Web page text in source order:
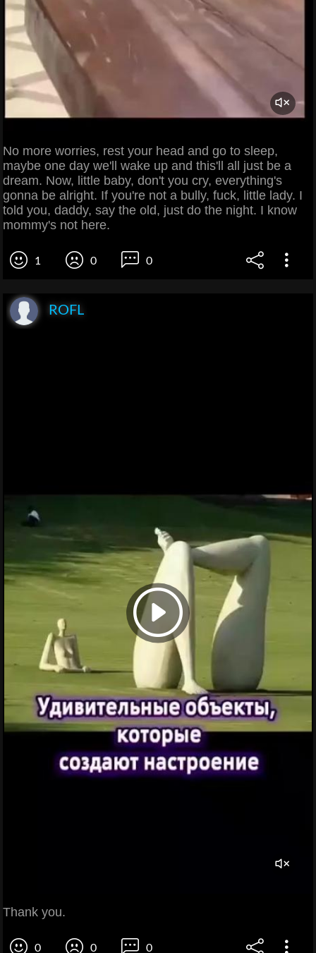
No more worries, rest your head and go to sleep,
maybe one day we'll wake up and this'll all just be a
dream. Now, little baby, don't you cry, everything's
gonna be alright. If you're not a bully, fuck, little lady. I
told you, daddy, say the old, just do the night. I know
mommy's not here.
1 0 0
ROFL
Thank you.
0 0 0